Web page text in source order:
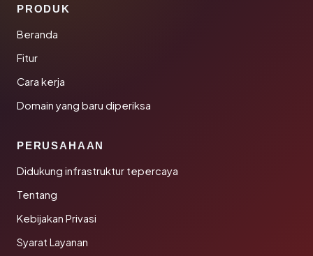
PRODUK
Beranda
Fitur
Cara kerja
Domain yang baru diperiksa
PERUSAHAAN
Didukung infrastruktur tepercaya
Tentang
Kebijakan Privasi
Syarat Layanan